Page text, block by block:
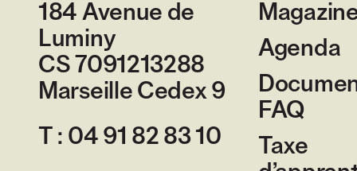
184 Avenue de
Luminy
CS 7091213288
Marseille Cedex 9 France
T : 04 91 82 83 10
Agenda
FAQ
Taxe